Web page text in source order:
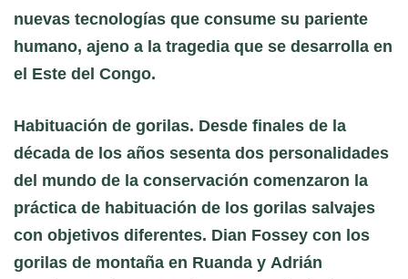
nuevas tecnologías que consume su pariente
humano, ajeno a la tragedia que se desarrolla en
el Este del Congo.
Habituación de gorilas. Desde finales de la
década de los años sesenta dos personalidades
del mundo de la conservación comenzaron la
práctica de habituación de los gorilas salvajes
con objetivos diferentes. Dian Fossey con los
gorilas de montaña en Ruanda y Adrián